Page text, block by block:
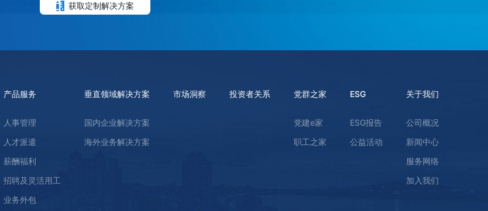
获取定制解决方案
产品服务
人事管理
人才派遣
薪酬福利
招聘及灵活用工
业务外包
垂直领域解决方案
国内企业解决方案
海外业务解决方案
市场洞察 投资者关系 党群之家
党建e家
职工之家
ESG
ESG报告
公益活动
关于我们
公司概况
新闻中心
服务网络
加入我们